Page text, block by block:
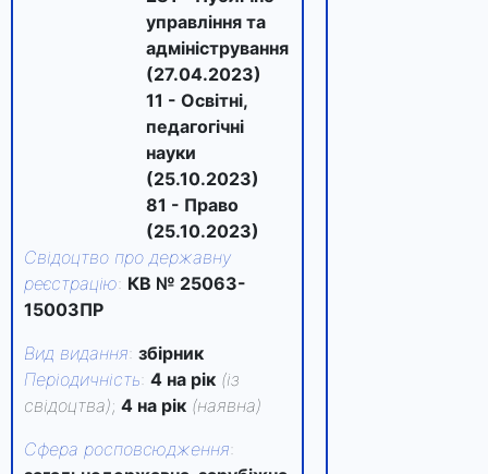
управління та
адміністрування
(27.04.2023)
11 - Освітні,
педагогічні
науки
(25.10.2023)
81 - Право
(25.10.2023)
Свідоцтво про державну
реєстрацію: КВ № 25063-
15003ПР
Вид видання: збірник
Періодичність: 4 на рік (із
свідоцтва); 4 на рік (наявна)
Сфера росповсюдження: